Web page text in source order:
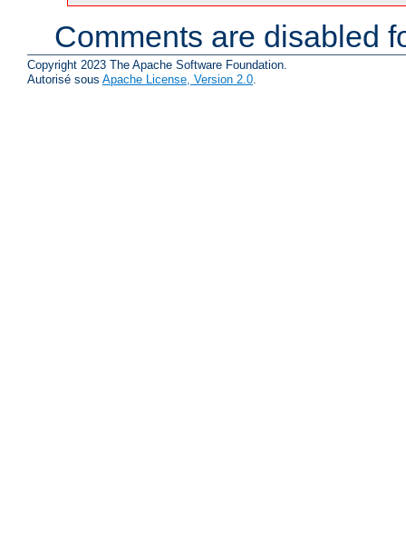
Comments are disabled
Copyright 2023 The Apache Software Foundation.
Autorisé sous Apache License, Version 2.0.